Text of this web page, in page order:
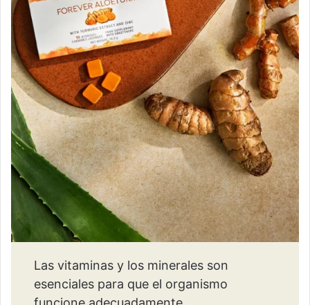
Las vitaminas y los minerales son
esenciales para que el organismo